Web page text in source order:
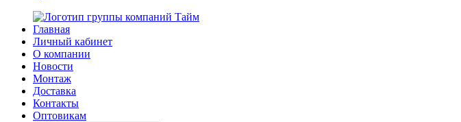
Главная
Личный кабинет
О компании
Новости
Монтаж
Доставка
Контакты
Оптовикам